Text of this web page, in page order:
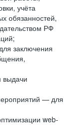
учёта
обязанностей,
РФ
заключения
— для
web-